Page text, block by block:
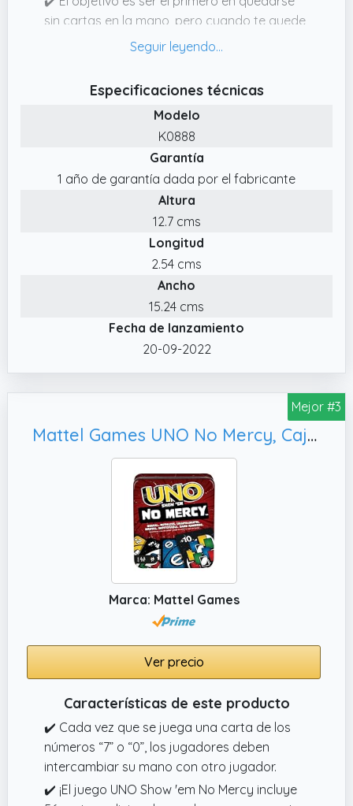
sin cartas en la mano, pero cuando te quede
una sola carta no olvides gritar '¡UNO!'.
jugadores está pensado para que estos se
desafíen entre ellos individualmente o por
✔️ Se han añadido símbolos especiales a
cada carta para ayudar a identificar su
color (o colores). De esta forma, ¡los
jugadores con CUALQUIER tipo de
daltonismo podrán jugar fácilmente!
Especificaciones técnicas
Modelo
K0888
Garantía
1 año de garantía dada por el fabricante
Altura
12.7 cms
Longitud
2.54 cms
Ancho
15.24 cms
Fecha de lanzamiento
20-09-2022
Mejor #3
Mattel Games UNO No Mercy, Caja de Metal
Marca: Mattel Games
Ver precio
Características de este producto
✔️ Cada vez que se juega una carta de los
números “7” o “0”, los jugadores deben
intercambiar su mano con otro jugador.
✔️ ¡El juego UNO Show 'em No Mercy incluye